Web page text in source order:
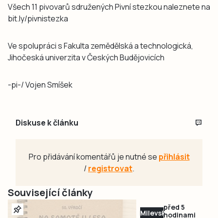
Všech 11 pivovarů sdružených Pivní stezkou naleznete na
​​bit.ly/pivnistezka
Ve spolupráci s Fakulta zemědělská a technologická,
Jihočeská univerzita v Českých Budějovicích
-pi-/ Vojen Smíšek
Diskuse k článku
Pro přidávání komentářů je nutné se přihlásit
/registrovat.
Související články
Milevsko
před 5
hodinami